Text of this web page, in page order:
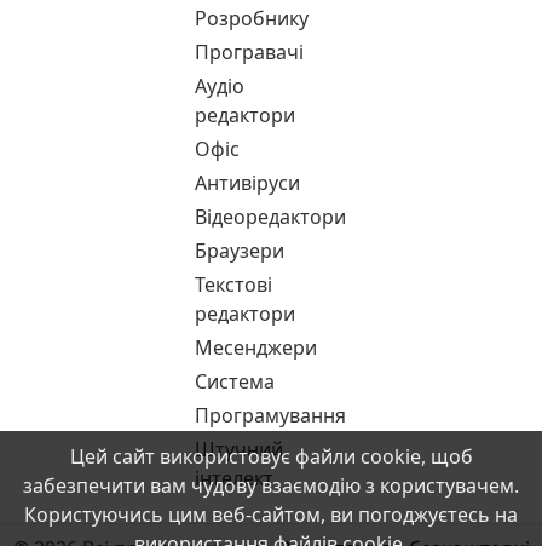
Розробнику
Програвачі
Аудіо
редактори
Офіс
Антивіруси
Відеоредактори
Браузери
Текстові
редактори
Месенджери
Система
Програмування
Штучний
інтелект
Цей сайт використовує файли cookie, щоб
забезпечити вам чудову взаємодію з користувачем.
Користуючись цим веб-сайтом, ви погоджуєтесь на